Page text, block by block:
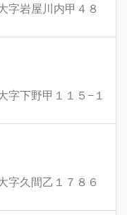
字岩屋川内甲４８
字下野甲１１５−１
字久間乙１７８６